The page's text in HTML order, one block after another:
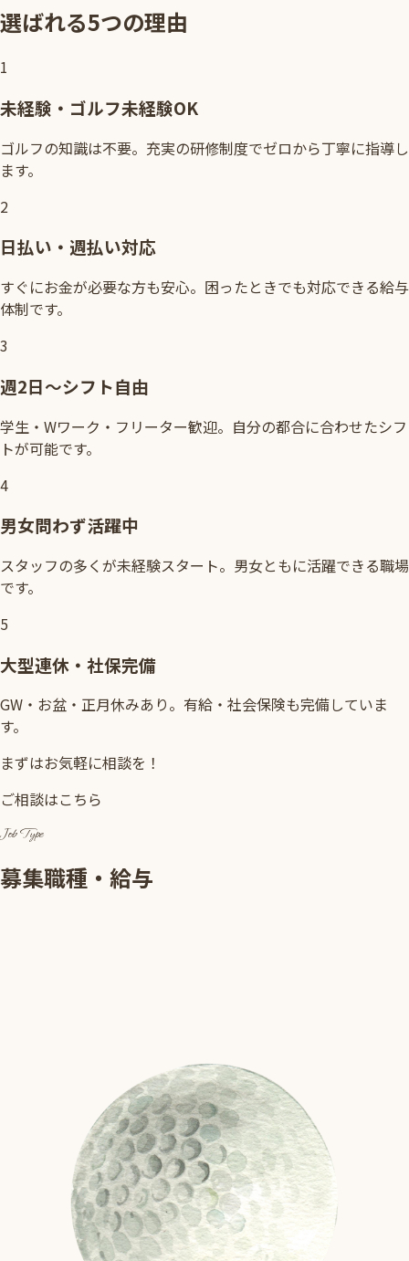
選ばれる5つの理由
1
未経験・ゴルフ未経験OK
ゴルフの知識は不要。充実の研修制度でゼロから丁寧に指導し
ます。
2
日払い・週払い対応
すぐにお金が必要な方も安心。困ったときでも対応できる給与
体制です。
3
週2日〜シフト自由
学生・Wワーク・フリーター歓迎。自分の都合に合わせたシフ
トが可能です。
4
男女問わず活躍中
スタッフの多くが未経験スタート。男女ともに活躍できる職場
です。
5
大型連休・社保完備
GW・お盆・正月休みあり。有給・社会保険も完備していま
す。
まずはお気軽に相談を！
ご相談はこちら
Job Type
募集職種・給与